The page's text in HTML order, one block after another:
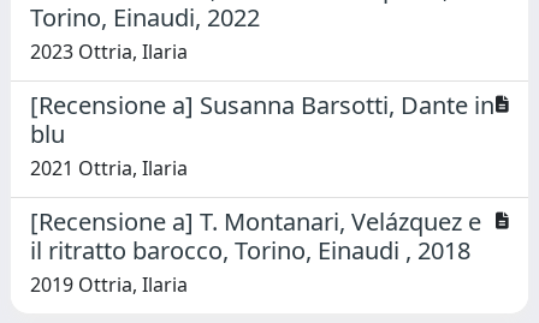
Torino, Einaudi, 2022
2023 Ottria, Ilaria
[Recensione a] Susanna Barsotti, Dante in
blu
2021 Ottria, Ilaria
[Recensione a] T. Montanari, Velázquez e
il ritratto barocco, Torino, Einaudi , 2018
2019 Ottria, Ilaria